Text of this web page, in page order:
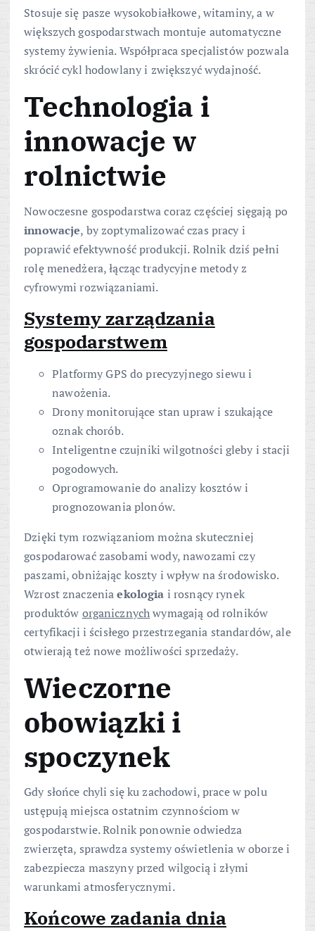
Stosuje się pasze wysokobiałkowe, witaminy, a w
większych gospodarstwach montuje automatyczne
systemy żywienia. Współpraca specjalistów pozwala
skrócić cykl hodowlany i zwiększyć wydajność.
Technologia i
innowacje w
rolnictwie
Nowoczesne gospodarstwa coraz częściej sięgają po
innowacje, by zoptymalizować czas pracy i
poprawić efektywność produkcji. Rolnik dziś pełni
rolę menedżera, łącząc tradycyjne metody z
cyfrowymi rozwiązaniami.
Systemy zarządzania
gospodarstwem
Platformy GPS do precyzyjnego siewu i
nawożenia.
Drony monitorujące stan upraw i szukające
oznak chorób.
Inteligentne czujniki wilgotności gleby i stacji
pogodowych.
Oprogramowanie do analizy kosztów i
prognozowania plonów.
Dzięki tym rozwiązaniom można skuteczniej
gospodarować zasobami wody, nawozami czy
paszami, obniżając koszty i wpływ na środowisko.
Wzrost znaczeniaekologia i rosnący rynek
produktów organicznychwymagają od rolników
certyfikacji i ścisłego przestrzegania standardów, ale
otwierają też nowe możliwości sprzedaży.
Wieczorne
obowiązki i
spoczynek
Gdy słońce chyli się ku zachodowi, prace w polu
ustępują miejsca ostatnim czynnościom w
gospodarstwie. Rolnik ponownie odwiedza
zwierzęta, sprawdza systemy oświetlenia w oborze i
zabezpiecza maszyny przed wilgocią i złymi
warunkami atmosferycznymi.
Końcowe zadania dnia